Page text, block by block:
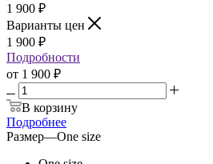
1 900 ₽
Варианты цен
1 900 ₽
Подробности
от 1 900 ₽
В корзину
Подробнее
Размер—One size